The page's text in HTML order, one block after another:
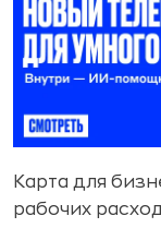
Карта для
рабочих